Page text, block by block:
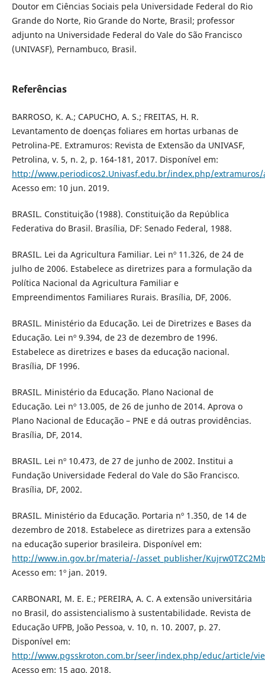
Doutor em Ciências Sociais pela Universidade Federal do Rio
Grande do Norte, Rio Grande do Norte, Brasil; professor
adjunto na Universidade Federal do Vale do São Francisco
(UNIVASF), Pernambuco, Brasil.
Referências
BARROSO, K. A.; CAPUCHO, A. S.; FREITAS, H. R.
Levantamento de doenças foliares em hortas urbanas de
Petrolina-PE. Extramuros: Revista de Extensão da UNIVASF,
Petrolina, v. 5, n. 2, p. 164-181, 2017. Disponível em:
http://www.periodicos2.Univasf.edu.br/index.php/
Acesso em: 10 jun. 2019.
BRASIL. Constituição (1988). Constituição da República
Federativa do Brasil. Brasília, DF: Senado Federal, 1988.
BRASIL. Lei da Agricultura Familiar. Lei nº 11.326, de 24 de
julho de 2006. Estabelece as diretrizes para a formulação da
Política Nacional da Agricultura Familiar e
Empreendimentos Familiares Rurais. Brasília, DF, 2006.
BRASIL. Ministério da Educação. Lei de Diretrizes e Bases da
Educação. Lei nº 9.394, de 23 de dezembro de 1996.
Estabelece as diretrizes e bases da educação nacional.
Brasília, DF 1996.
BRASIL. Ministério da Educação. Plano Nacional de
Educação. Lei nº 13.005, de 26 de junho de 2014. Aprova o
Plano Nacional de Educação – PNE e dá outras providências.
Brasília, DF, 2014.
BRASIL. Lei nº 10.473, de 27 de junho de 2002. Institui a
Fundação Universidade Federal do Vale do São Francisco.
Brasília, DF, 2002.
BRASIL. Ministério da Educação. Portaria nº 1.350, de 14 de
dezembro de 2018. Estabelece as diretrizes para a extensão
na educação superior brasileira. Disponível em:
http://www.in.gov.br/materia/-/asset_publisher/
Acesso em: 1º jan. 2019.
CARBONARI, M. E. E.; PEREIRA, A. C. A extensão universitária
no Brasil, do assistencialismo à sustentabilidade. Revista de
Educação UFPB, João Pessoa, v. 10, n. 10. 2007, p. 27.
Disponível em:
http://www.pgsskroton.com.br/seer/index.php/educ/article/
Acesso em: 15 ago. 2018.